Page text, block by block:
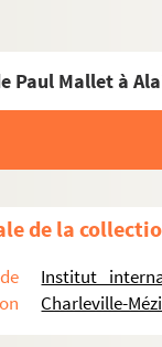
Paul Mallet à
de la
Institut
Charleville-
[classement par